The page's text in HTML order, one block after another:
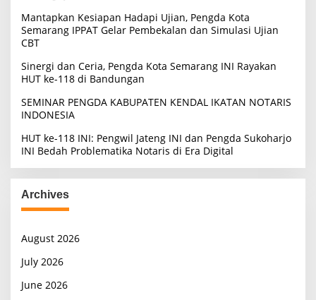
Mantapkan Kesiapan Hadapi Ujian, Pengda Kota
Semarang IPPAT Gelar Pembekalan dan Simulasi Ujian
CBT
Sinergi dan Ceria, Pengda Kota Semarang INI Rayakan
HUT ke-118 di Bandungan
SEMINAR PENGDA KABUPATEN KENDAL IKATAN NOTARIS
INDONESIA
HUT ke-118 INI: Pengwil Jateng INI dan Pengda Sukoharjo
INI Bedah Problematika Notaris di Era Digital
Archives
August 2026
July 2026
June 2026